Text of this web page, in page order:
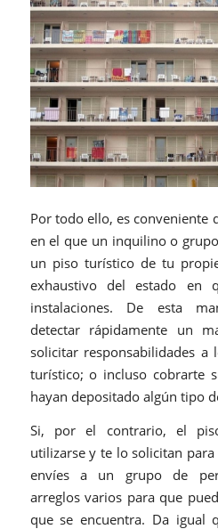
Por todo ello, es conveniente
en el que un inquilino o
un piso turístico de tu
exhaustivo del estado en
instalaciones. De esta
detectar rápidamente un
solicitar responsabilidades
turístico; o incluso cobrarte
hayan depositado algún tipo
Si, por el contrario, el
utilizarse y te lo solicitan
envíes a un grupo de
arreglos varios para que
que se encuentra. Da igual